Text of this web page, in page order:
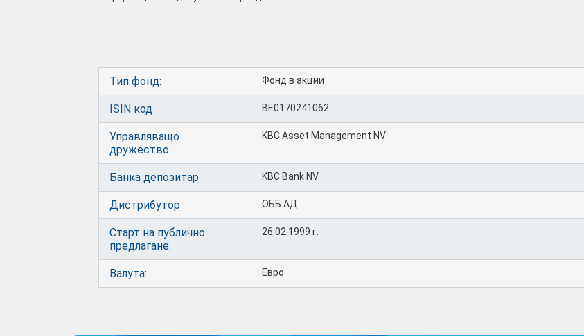
Тип фонд: Фонд в акции
ISIN код BE0170241062
Управляващо
дружество
KBC Asset Management NV
Банка депозитар KBC Bank NV
Дистрибутор ОББ АД
Старт на публично
предлагане:
26.02.1999 г.
Валута: Евро